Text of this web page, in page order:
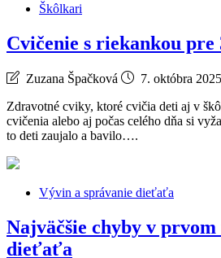
Škôlkari
Cvičenie s riekankou pre
Zuzana Špačková 7. októbra 2025
Zdravotné cviky, ktoré cvičia deti aj v
cvičenia alebo aj počas celého dňa si
to deti zaujalo a bavilo….
Vývin a správanie dieťaťa
Najväčšie chyby v
dieťaťa